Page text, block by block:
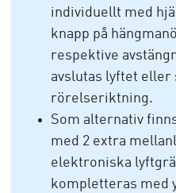
individuellt med
knapp på
respektive
avslutas lyftet eller
rörelseriktning.
Som alternativ
med 2 extra
elektroniska
kompletteras med